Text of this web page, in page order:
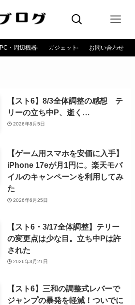
PC・周辺機器 ガジェット お問い合わせ
【スト6】8/3全体調整の感想 テ
リーの立ち中P、逝く…
2026年8月5日
【ゲーム用スマホを安価に入手】
iPhone 17eが月1円に。楽天モバ
イルのキャンペーンを利用してみ
た
2026年6月25日
【スト6・3/17全体調整】テリー
の変更点は少な目。立ち中Pは許
された
2026年3月21日
【スト6】三和の調整式レバーで
ジャンプの暴発を軽減！ついでに